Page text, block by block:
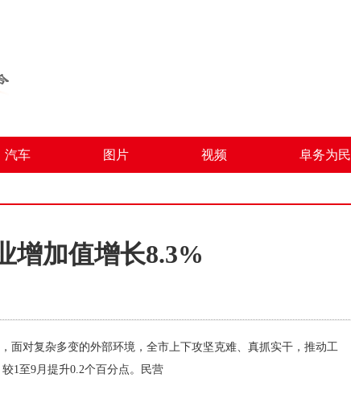
汽车 图片 视频 阜务为民
增加值增长8.3%
面对复杂多变的外部环境，全市上下攻坚克难、真抓实干，推动工
1至9月提升0.2个百分点。民营